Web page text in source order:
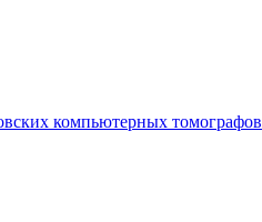
компьютерных томографов